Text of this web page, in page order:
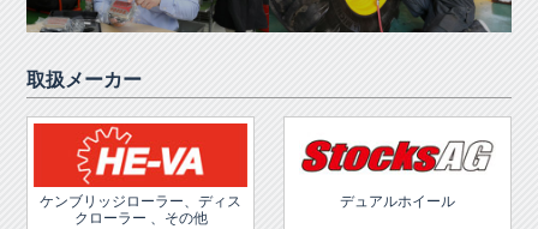
取扱メーカー
ケンブリッジローラー、ディス
クローラー 、その他
デュアルホイール